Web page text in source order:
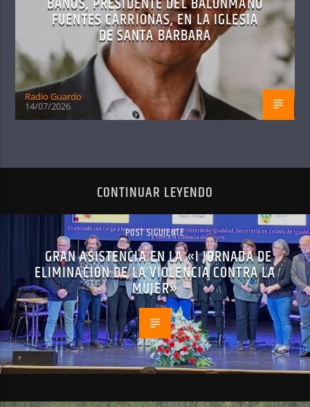
FUENTES CARRIONAS, EN LA IGLESIA
DE SANTA BÁRBARA
Radio Guardo
14/07/2026
CONTINUAR LEYENDO
POST SIGUIENTE
GRAN ASISTENCIA EN LA «I JORNADA DE
ELIMINACIÓN DE LA VIOLENCIA CONTRA LA
MUJER»